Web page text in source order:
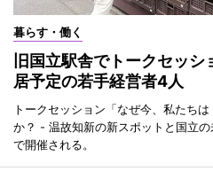
暮らす・働く
旧国立駅舎でトークセッ
居予定の若手経営者4人
トークセッション「なぜ今、私たち
か？ - 温故知新の新スポットと国立
で開催される。